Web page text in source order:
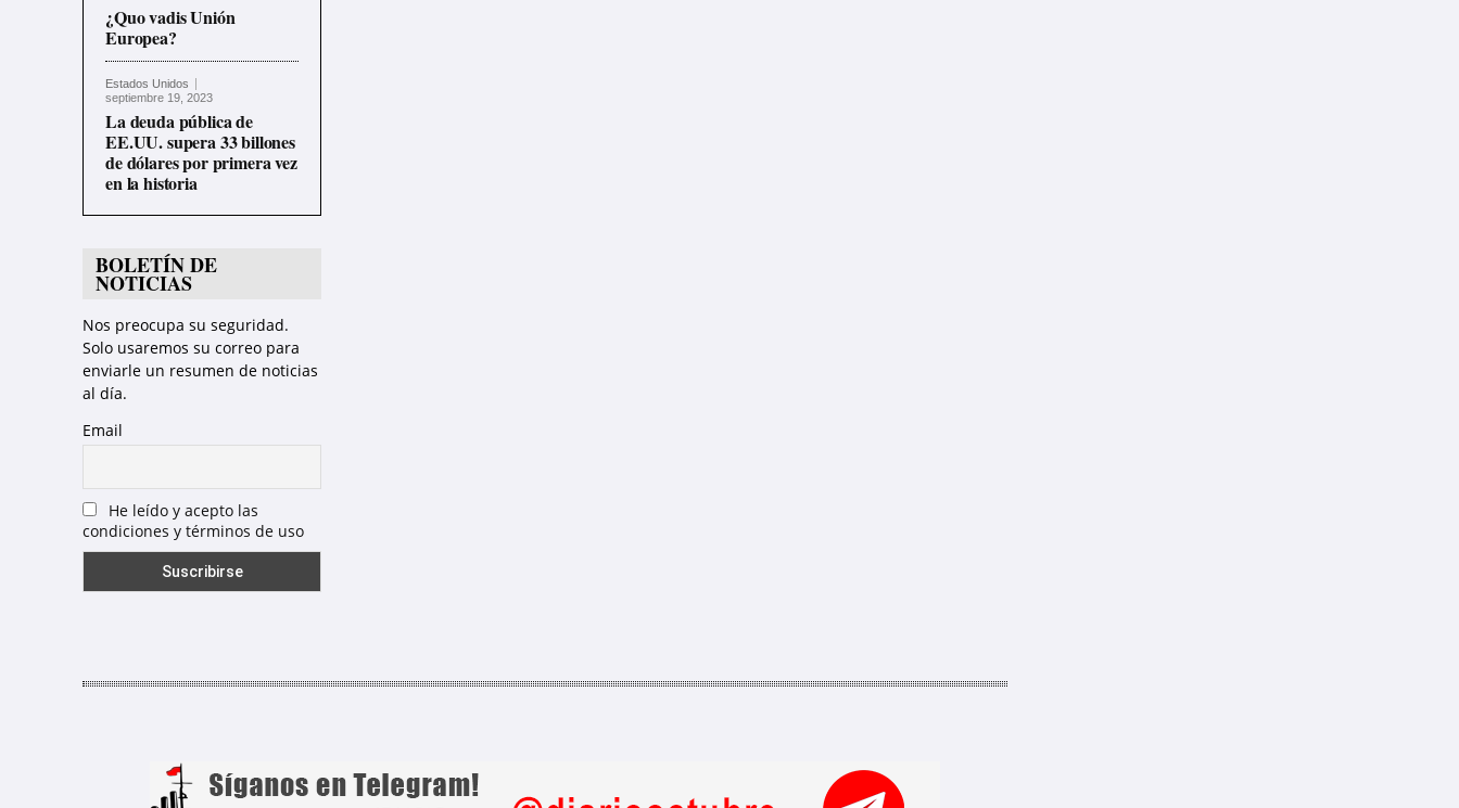
¿Quo vadis Unión
Europea?
Estados Unidos
septiembre 19, 2023
La deuda pública de
EE.UU. supera 33 billones
de dólares por primera vez
en la historia
BOLETÍN DE
NOTICIAS
Nos preocupa su seguridad.
Solo usaremos su correo para
enviarle un resumen de noticias
al día.
Email
He leído y acepto las
condiciones y términos de uso